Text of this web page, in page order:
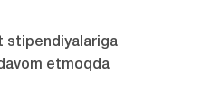
stipendiyalariga
etmoqda